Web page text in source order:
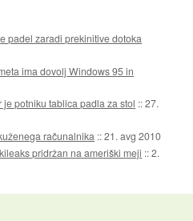
padel zaradi prekinitive dotoka
ima dovolj Windows 95 in
potniku tablica padla za stol ::27.
računalnika ::21. avg 2010
pridržan na ameriški meji ::2.